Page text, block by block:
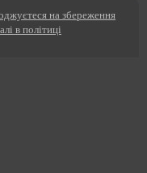
на збереження
в політиці